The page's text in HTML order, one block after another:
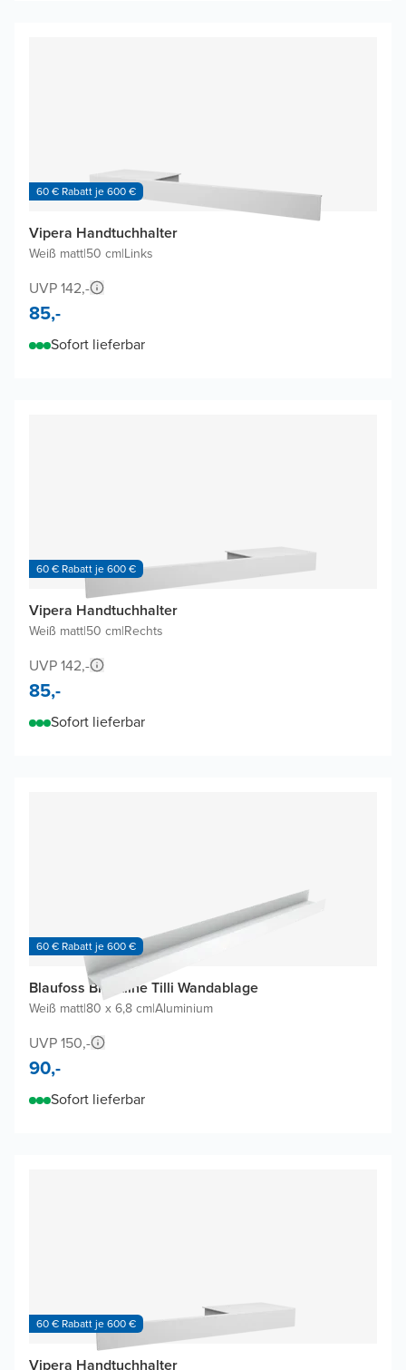
60 € Rabatt je 600 €
Vipera Handtuchhalter
Weiß matt|50 cm|Links
UVP 142,-
85,-
Sofort lieferbar
60 € Rabatt je 600 €
Vipera Handtuchhalter
Weiß matt|50 cm|Rechts
UVP 142,-
85,-
Sofort lieferbar
60 € Rabatt je 600 €
Blaufoss Blackline Tilli Wandablage
Weiß matt|80 x 6,8 cm|Aluminium
UVP 150,-
90,-
Sofort lieferbar
60 € Rabatt je 600 €
Vipera Handtuchhalter